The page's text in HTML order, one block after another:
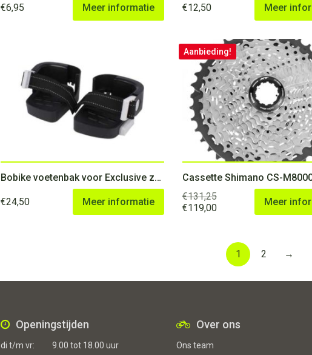
€6,95 Meer informatie €12,50 Meer
Bobike voetenbak voor Exclusive zwart
€24,50 Meer informatie
Aanbieding!
€131,25
Oorspronkelijke
€119,00Huidige
€119,00.
Meer
1 2 →
Openingstijden
di t/m vr: 9.00 tot 18.00 uur
Over ons
Ons team